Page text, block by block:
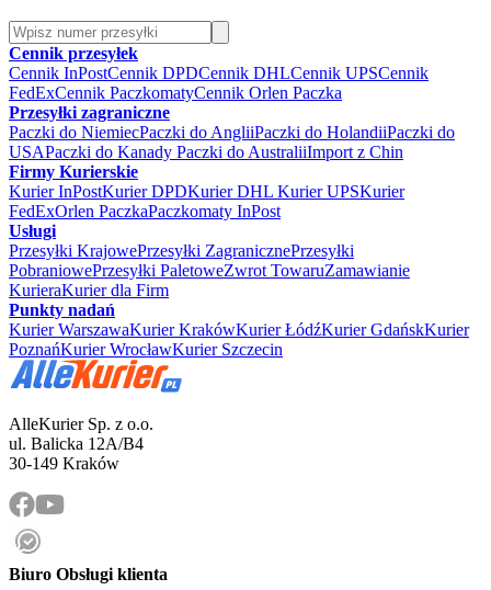
Cennik przesyłek
Cennik InPostCennik DPDCennik DHLCennik UPSCennik
FedExCennik PaczkomatyCennik Orlen Paczka
Przesyłki zagraniczne
Paczki do NiemiecPaczki do AngliiPaczki do HolandiiPaczki do
USAPaczki do Kanady Paczki do AustraliiImport z Chin
Firmy Kurierskie
Kurier InPostKurier DPDKurier DHL Kurier UPSKurier
FedExOrlen PaczkaPaczkomaty InPost
Usługi
Przesyłki KrajowePrzesyłki ZagranicznePrzesyłki
PobraniowePrzesyłki PaletoweZwrot TowaruZamawianie
KurieraKurier dla Firm
Punkty nadań
Kurier WarszawaKurier KrakówKurier ŁódźKurier GdańskKurier
PoznańKurier WrocławKurier Szczecin
AlleKurier Sp. z o.o.
ul. Balicka 12A/B4
30-149 Kraków
Biuro Obsługi klienta